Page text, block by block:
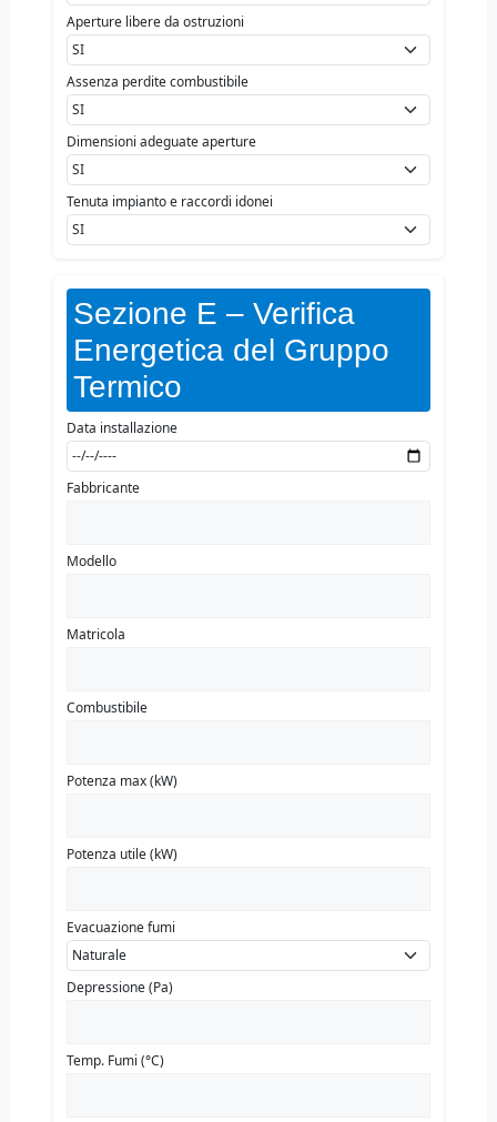
Aperture libere da ostruzioni
Assenza perdite combustibile
Dimensioni adeguate aperture
Tenuta impianto e raccordi idonei
Sezione E – Verifica
Energetica del Gruppo
Termico
Data installazione
Fabbricante
Modello
Matricola
Combustibile
Potenza max (kW)
Potenza utile (kW)
Evacuazione fumi
Depressione (Pa)
Temp. Fumi (°C)